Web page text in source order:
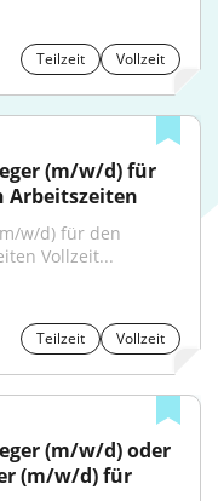
Teilzeit Vollzeit
(m/w/d) für
Arbeitszeiten
w/d) für den
Vollzeit...
Teilzeit Vollzeit
(m/w/d) oder
(m/w/d) für